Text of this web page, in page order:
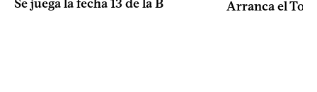
Se juega la fecha 13 de la B Arranca el